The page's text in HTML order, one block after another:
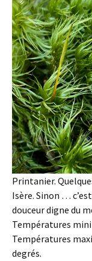
Printanier.
Isère. Sinon …
douceur digne du
Températures
Températures
degrés.